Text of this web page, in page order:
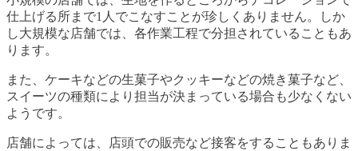
仕上げる所まで1人でこなすことが珍しくありません。しか
し大規模な店舗では、各作業工程で分担されていることもあ
ります。
また、ケーキなどの生菓子やクッキーなどの焼き菓子など、
スイーツの種類により担当が決まっている場合も少なくない
ようです。
店舗によっては、店頭での販売など接客をすることもありま